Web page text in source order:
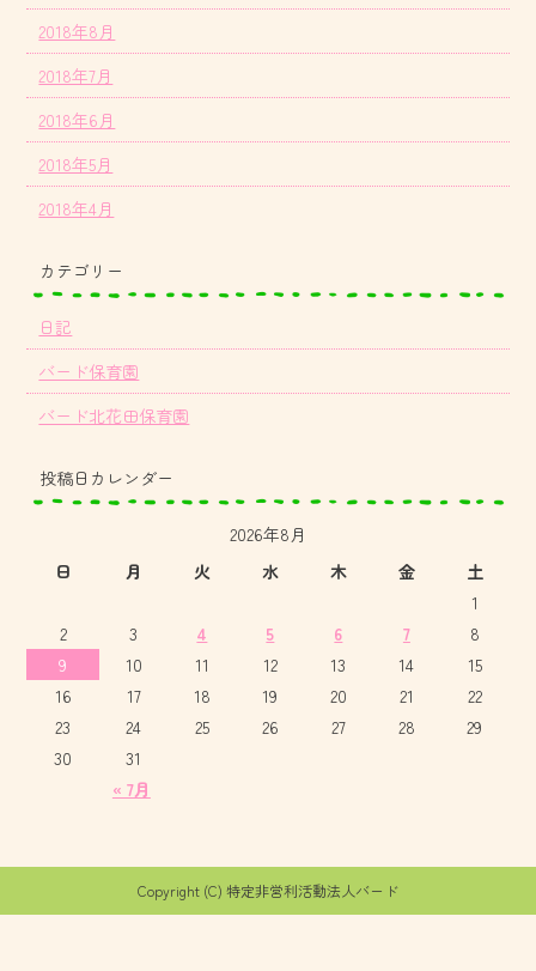
2018年8月
2018年7月
2018年6月
2018年5月
2018年4月
カテゴリー
日記
バード保育園
バード北花田保育園
投稿日カレンダー
2026年8月
日
月 火 水 木 金 土
« 7月
1
2
3 4 5 6 7
8
9
10 11 12 13 14
15
16
17 18 19 20 21
22
23
24 25 26 27 28
29
30
31
Copyright (C) 特定非営利活動法人バード